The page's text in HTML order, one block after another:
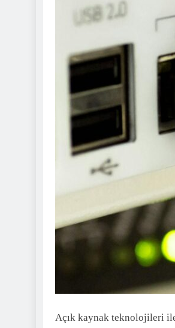
Açık kaynak teknolojileri